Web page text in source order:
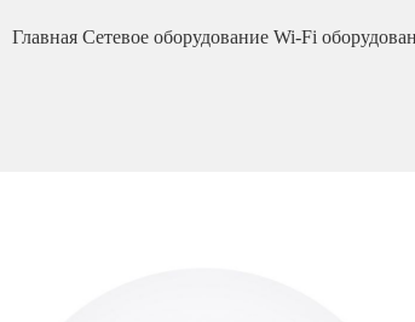
Главная Сетевое оборудование Wi-Fi